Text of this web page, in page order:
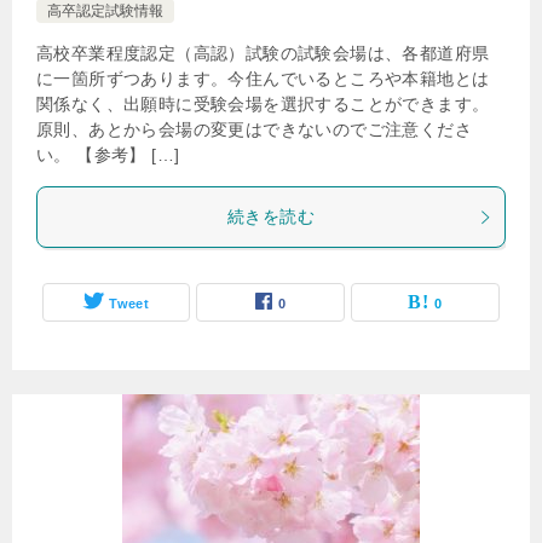
高卒認定試験情報
高校卒業程度認定（高認）試験の試験会場は、各都道府県
に一箇所ずつあります。今住んでいるところや本籍地とは
関係なく、出願時に受験会場を選択することができます。
原則、あとから会場の変更はできないのでご注意くださ
い。 【参考】 […]
続きを読む
Tweet 0 0